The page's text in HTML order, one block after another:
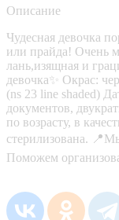
Описание
Чудесная девочка
или прайда! Очень
лань,изящная и
девочка✨ Окрас:
(ns 23 line shaded)
документов,
по возрасту, в
стерилизована.
Поможем